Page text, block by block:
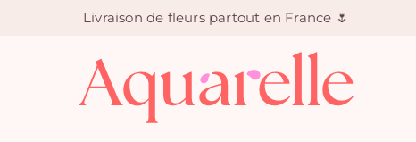
Livraison de fleurs partout en France 🌷